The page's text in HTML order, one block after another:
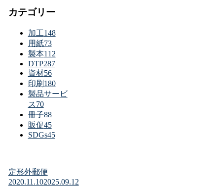
カテゴリー
加工148
用紙73
製本112
DTP287
資材56
印刷 180
製品サービ
ス70
冊子88
販促45
SDGs45
定形外郵便
2020.11.102025.09.12